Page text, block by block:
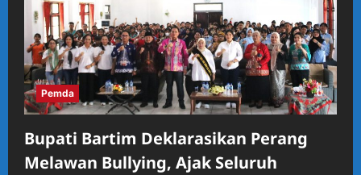
Relawan
Tanggap
Darurat,
Perkuat
Kesiapsiagaan
Barito
Timur
Hadapi
Bencana
Pemda
Bupati Bartim Deklarasikan Perang
Melawan Bullying, Ajak Seluruh